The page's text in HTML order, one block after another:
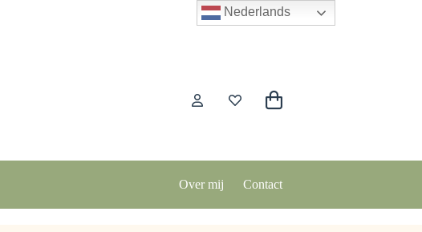
Winkelwagen
Over mij Contact
Nederlands